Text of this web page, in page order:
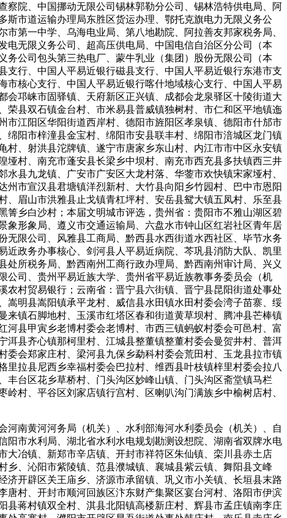
察院、中国挪动无限公司锡林郭勒分公司、锡林浩特供电局、阿
斯市道运输办理局东胜区货运办理、鄂托克旗电力无限义务公
第一中学、乌海电业局、第八地勘院、阿拉善友邦家税务局、
电无限义务公司、超高压供电局、中国电信自治区分公司（本
公司包头第三热电厂、蒙牛乳业（集团）股份无限公司（本
行、中国人平易近银行磁县支行、中国人平易近银行东港市支
核心支行、中国人平易近银行喀什地域核心支行、中国人平易
邛崃市固驿镇、天府新区正兴镇、成都会龙泉驿区十陵街道大
县双石镇金台村、市米易县普威镇独树村、市仁和区平地镇迤
江阳区华阳街道西岸村、德阳市旌阳区孝泉镇、德阳市什邡市
阳市梓潼县金宝村、绵阳市安县联丰村、绵阳市涪城区龙门镇
、射洪县沱牌镇、遂宁市唐家乡东山村、内江市市中区永安镇
村、南充市蓬安县长梁乡中坝村、南充市西充县多扶镇西三井
县九龙镇、广安市广安区大龙村落、华蓥市欢快镇宋家垭村、
市宣汉县君塘镇洋烈新村、大竹县向阳乡竹园村、巴中市恩阳
、眉山市洪雅县止戈镇青杠坪村、安岳县鸳大镇五凤村、乐至县
乡白沙村；本届文明城市评选，贵州省：贵阳市不雅山湖区碧
形象局、遵义市交通运输局、六盘水市钟山区红岩社区青年居
限公司、风雅县工商局、黔西县水西街道水西社区、毕节水务
政务办事核心、剑河县人平易近病院、芩巩县消防大队、凯里
所税务局、黔西南州工商行政办理局、黔西南州审计局、兴义
司、贵州平易近族大学、贵州省平易近族教事务委员会（机
村贸易银行；云南省：晋宁县六街镇、晋宁县昆阳街道处事处
明县嵩阳镇承平龙村、威信县水田镇水田村委会湾子苗寨、绥
镇石脚地村、玉溪市红塔区春和街道黄草坝村、腾冲县芒棒镇
县甲寅乡老博村委会老博村、市西三镇蚂蚁村委会可邑村、富
县齐心镇那柯里村、江城县整董镇整董村委会曼贺井村、普洱
会郑家庄村、梁河县九保乡勐科村委会荒田村、玉龙县拉市镇
拉县尼西乡幸福村委会巴拉村、维西县叶枝镇梓里村委会拉八
台区花乡草桥村、门头沟区妙峰山镇、门头沟区斋堂镇马栏
村、平谷区刘家店镇行宫村、区喇叭沟门满族乡中榆树店村、
南黄河河务局（机关）、水利部海河水利委员会（机关）、自
市水利局、湖北省水利水电规划勘测设想院、湖南省双牌水电
冶镇、新郑市辛店镇、开封市祥符区朱仙镇、栾川县赤土店
、沁阳市紫陵镇、范县濮城镇、襄城县紫云镇、舞阳县文峰
开辟区关王庙乡、济源市承留镇、巩义市小关镇、长垣县末路
村、开封市顺河回族区汴东财产集聚区宴台河村、洛阳市伊滨
蒋村镇双全村、淇县北阳镇高楼新庄村、辉县市孟庄镇南李庄